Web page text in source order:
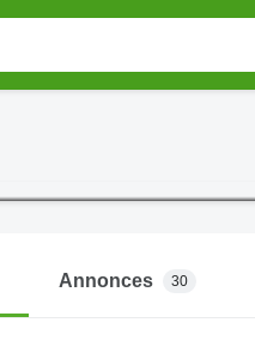
Annonces 30